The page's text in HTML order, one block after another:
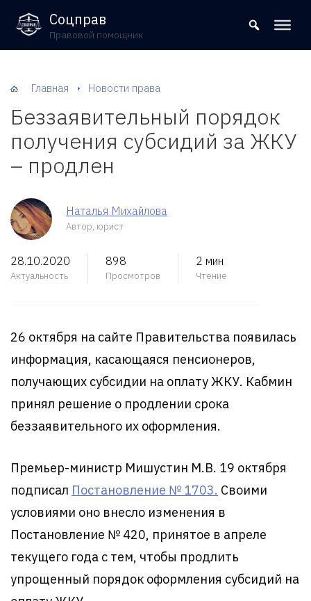
8 (800) 302-09-37
Соцправ
Правовой помощник
Главная Новости права
Беззаявительный порядок
получения субсидий за ЖКУ
– продлен
Наталья Михайлова
Автор, юрист
28.10.2020
Актуальность
898
Просмотров
2 мин
Чтение
26 октября на сайте Правительства появилась
информация, касающаяся пенсионеров,
получающих субсидии на оплату ЖКУ. Кабмин
принял решение о продлении срока
беззаявительного их оформления.
Премьер-министр Мишустин М.В. 19 октября
подписал Постановление № 1703. Своими
условиями оно внесло изменения в
Постановление № 420, принятое в апреле
текущего года с тем, чтобы продлить
упрощенный порядок оформления субсидий на